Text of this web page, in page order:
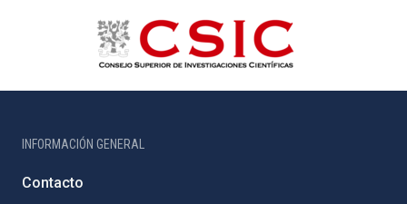
INFORMACIÓN GENERAL
Contacto